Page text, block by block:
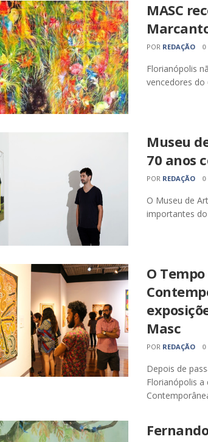
MASC
POR REDAÇÃO 0
Florianópolis
vencedores do
Museu
70 anos
POR REDAÇÃO 0
O Museu de
importantes do
O
Masc
POR REDAÇÃO 0
Depois de
Florianópolis a